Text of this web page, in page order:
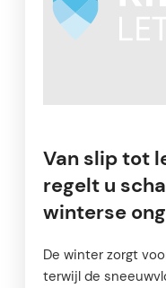
Van slip tot
regelt u
winterse
De winter zorgt
terwijl de